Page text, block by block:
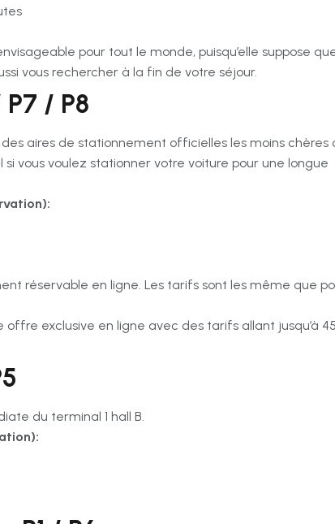
pour tout le monde, puisqu’elle suppose
vous rechercher à la fin de votre séjour.
P7 / P8
aires de stationnement officielles les moins chères
si vous voulez stationner votre voiture pour une longue
réservable en ligne. Les tarifs sont les même que
exclusive en ligne avec des tarifs allant jusqu’à
du terminal 1 hall B.